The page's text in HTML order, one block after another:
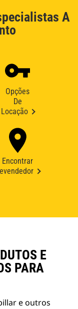
A
Opções
De
Locação
Encontrar
E
PARA
e outros